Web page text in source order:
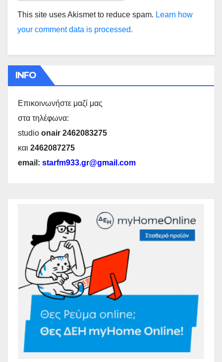
This site uses Akismet to reduce spam. Learn how
your comment data is processed.
INFO
Επικοινωνήστε μαζί μας
στα τηλέφωνα:
studio onair 2462083275
και 2462087275
email: starfm933.gr@gmail.com